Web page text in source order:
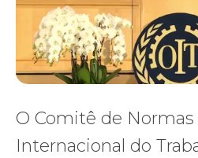
O Comitê de Normas
Internacional do